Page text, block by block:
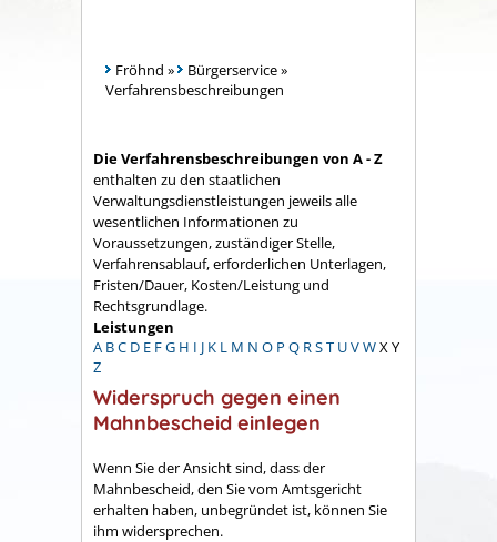
Fröhnd » Bürgerservice»
Verfahrensbeschreibungen
Die Verfahrensbeschreibungen von A - Z
enthalten zu den staatlichen
Verwaltungsdienstleistungen jeweils alle
wesentlichen Informationen zu
Voraussetzungen, zuständiger Stelle,
Verfahrensablauf, erforderlichen Unterlagen,
Fristen/Dauer, Kosten/Leistung und
Rechtsgrundlage.
Leistungen
A BC D E FG H I J K L M N O P Q RST UVWX Y
Z
Widerspruch gegen einen
Mahnbescheid einlegen
Wenn Sie der Ansicht sind, dass der
Mahnbescheid, den Sie vom Amtsgericht
erhalten haben, unbegründet ist, können Sie
ihm widersprechen.